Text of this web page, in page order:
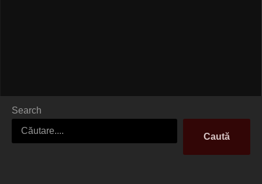
Search
Caută